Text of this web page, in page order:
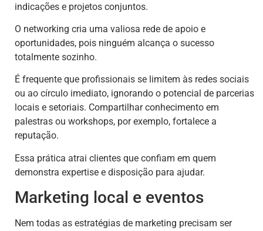
indicações e projetos conjuntos.
O networking cria uma valiosa rede de apoio e
oportunidades, pois ninguém alcança o sucesso
totalmente sozinho.
É frequente que profissionais se limitem às redes sociais
ou ao círculo imediato, ignorando o potencial de parcerias
locais e setoriais. Compartilhar conhecimento em
palestras ou workshops, por exemplo, fortalece a
reputação.
Essa prática atrai clientes que confiam em quem
demonstra expertise e disposição para ajudar.
Marketing local e eventos
Nem todas as estratégias de marketing precisam ser